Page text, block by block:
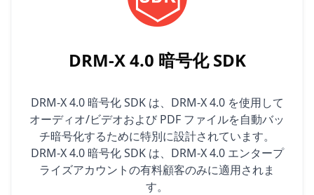
DRM-X 4.0 暗号化 SDK
DRM-X 4.0 暗号化 SDK は、DRM-X 4.0 を使用して
オーディオ/ビデオおよび PDF ファイルを自動バッ
チ暗号化するために特別に設計されています。
DRM-X 4.0 暗号化 SDK は、DRM-X 4.0 エンタープ
ライズアカウントの有料顧客のみに適用されま
す。